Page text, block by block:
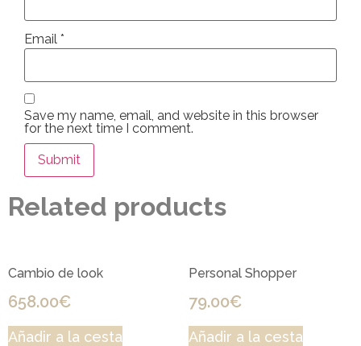
Email *
Save my name, email, and website in this browser
for the next time I comment.
Related products
Cambio de look
658.00€
Añadir a la cesta
Personal Shopper
79.00€
Añadir a la cesta